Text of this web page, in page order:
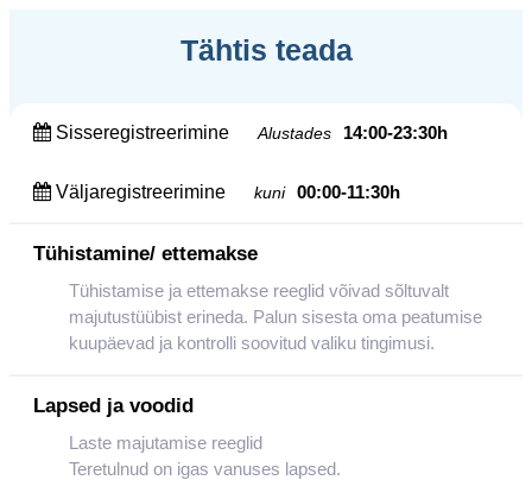
Tähtis teada
Sisseregistreerimine Alustades 14:00-23:30h
Väljaregistreerimine kuni 00:00-11:30h
Tühistamine/ ettemakse
Tühistamise ja ettemakse reeglid võivad sõltuvalt
majutustüübist erineda. Palun sisesta oma peatumise
kuupäevad ja kontrolli soovitud valiku tingimusi.
Lapsed ja voodid
Laste majutamise reeglid
Teretulnud on igas vanuses lapsed.